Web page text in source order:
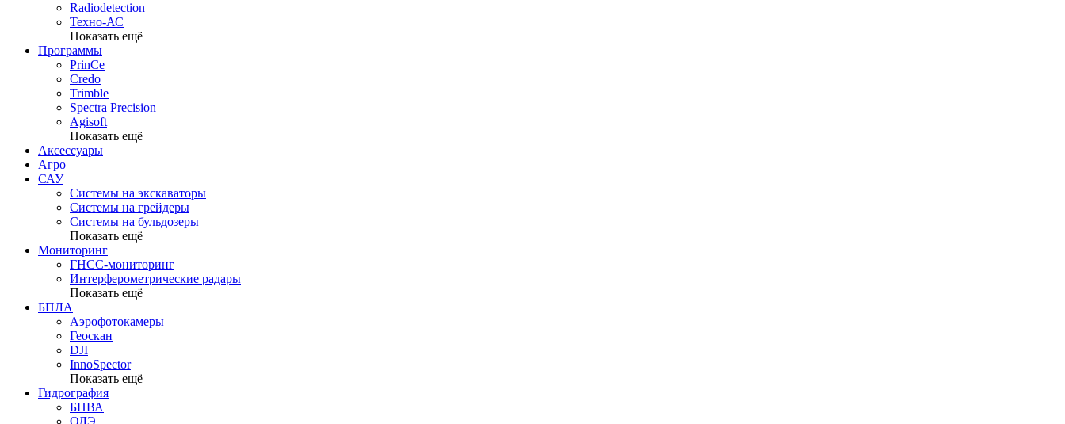
Radiodetection
Техно-АС
Показать ещё
Программы
PrinCe
Credo
Trimble
Spectra Precision
Agisoft
Показать ещё
Аксессуары
Агро
САУ
Системы на экскаваторы
Системы на грейдеры
Системы на бульдозеры
Показать ещё
Мониторинг
ГНСС-мониторинг
Интерферометрические радары
Показать ещё
БПЛА
Аэрофотокамеры
Геоскан
DJI
InnoSpector
Показать ещё
Гидрография
БПВА
ОЛЭ